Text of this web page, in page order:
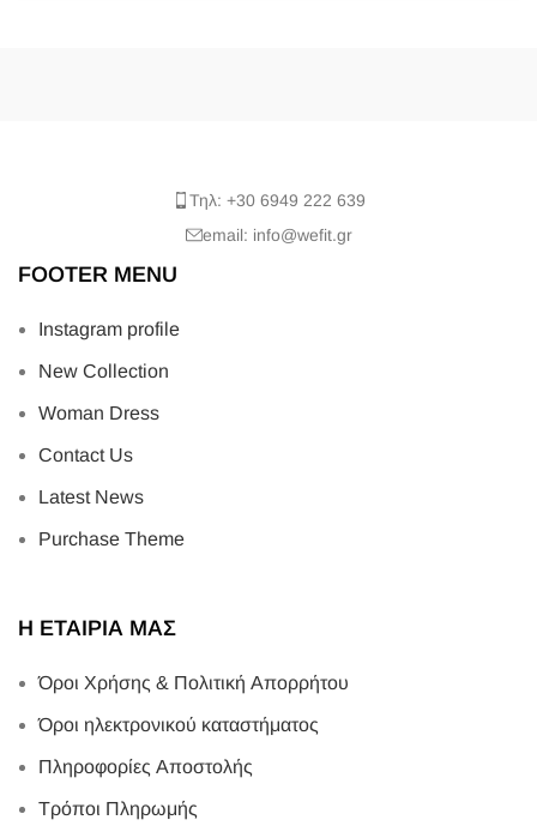
Τηλ: +30 6949 222 639
email: info@wefit.gr
FOOTER MENU
Instagram profile
New Collection
Woman Dress
Contact Us
Latest News
Purchase Theme
Η ΕΤΑΙΡΙΑ ΜΑΣ
Όροι Χρήσης & Πολιτική Απορρήτου
Όροι ηλεκτρονικού καταστήματος
Πληροφορίες Αποστολής
Τρόποι Πληρωμής